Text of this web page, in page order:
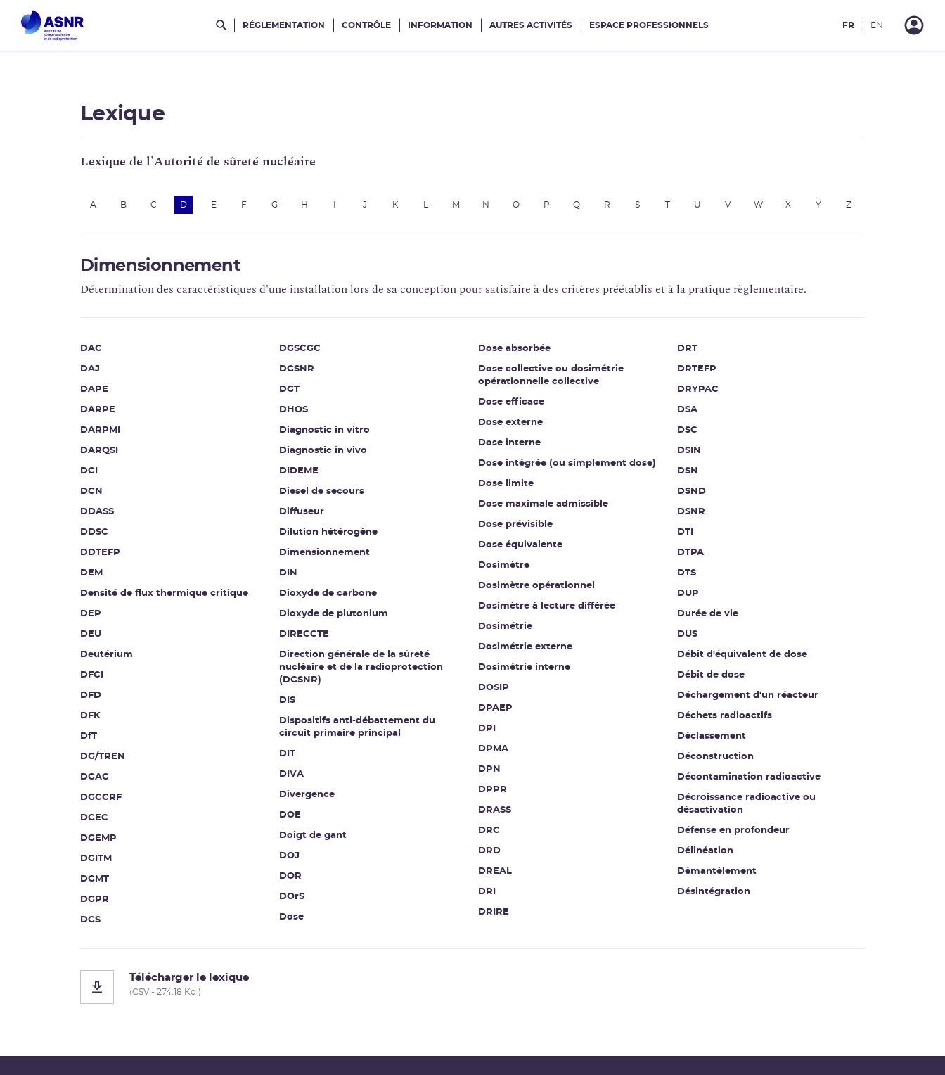
Rechercher dans le site
RÉGLEMENTATION CONTRÔLE INFORMATION AUTRES ACTIVITÉS ESPACE PROFESSIONNELS FR EN
Lexique
Lexique de l'Autorité de sûreté nucléaire
A B C D E F G H J K M N O P Q R S T U V W X Y Z
Dimensionnement
Détermination des caractéristiques d'une installation lors de sa conception pour satisfaire à des critères préétablis et à la pratique règlementaire.
DAC
DAJ
DAPE
DARPE
DARPMI
DARQSI
DCI
DCN
DDASS
DDSC
DDTEFP
DEM
Densité de flux thermique critique
DEP
DEU
Deutérium
DFCI
DFD
DFK
DfT
DG/TREN
DGAC
DGCCRF
DGEC
DGEMP
DGITM
DGMT
DGPR
DGS
DGSCGC
DGSNR
DGT
DHOS
Diagnostic in vitro
Diagnostic in vivo
DIDEME
Diesel de secours
Diffuseur
Dilution hétérogène
Dimensionnement
DIN
Dioxyde de carbone
Dioxyde de plutonium
DIRECCTE
Direction générale de la sûreté
nucléaire et de la radioprotection
(DGSNR)
DIS
Dispositifs anti-débattement du
circuit primaire principal
DIT
DIVA
Divergence
DOE
Doigt de gant
DOJ
DOR
DOrS
Dose
Dose absorbée
Dose collective ou dosimétrie
opérationnelle collective
Dose efficace
Dose externe
Dose interne
Dose intégrée (ou simplement dose)
Dose limite
Dose maximale admissible
Dose prévisible
Dose équivalente
Dosimètre
Dosimètre opérationnel
Dosimètre à lecture différée
Dosimétrie
Dosimétrie externe
Dosimétrie interne
DOSIP
DPAEP
DPI
DPMA
DPN
DPPR
DRASS
DRC
DRD
DREAL
DRI
DRIRE
DRT
DRTEFP
DRYPAC
DSA
DSC
DSIN
DSN
DSND
DSNR
DTI
DTPA
DTS
DUP
Durée de vie
DUS
Débit d'équivalent de dose
Débit de dose
Déchargement d'un réacteur
Déchets radioactifs
Déclassement
Déconstruction
Décontamination radioactive
Décroissance radioactive ou
désactivation
Défense en profondeur
Délinéation
Démantèlement
Désintégration
Télécharger le lexique
(CSV - 274.18 Ko )